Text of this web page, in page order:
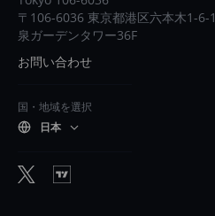
〒106-6036 東京都港区六本木1-6-1
泉ガーデンタワー36F
お問い合わせ
国・地域を選択
日本